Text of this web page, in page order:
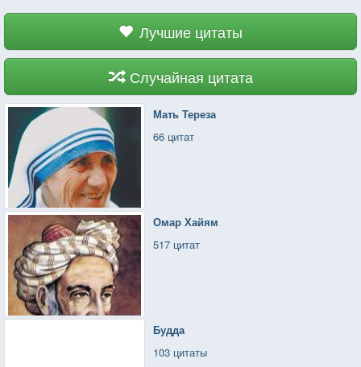
Лучшие цитаты
Случайная цитата
Мать Тереза
66 цитат
Омар Хайям
517 цитат
Будда
103 цитаты